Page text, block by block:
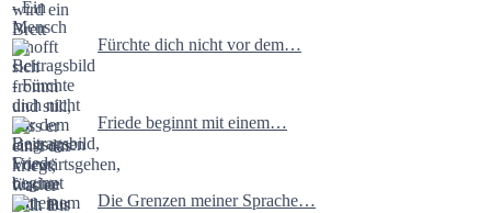
Fürchte dich nicht vor dem…
Friede beginnt mit einem…
Die Grenzen meiner Sprache…